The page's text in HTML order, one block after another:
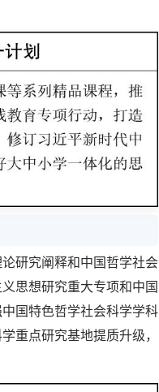
研究阐释和中国哲学社会
思想研究重大专项和中国
国特色哲学社会科学学科
重点研究基地提质升级，